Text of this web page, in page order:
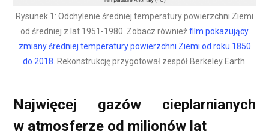
Rysunek 1: Odchylenie średniej temperatury powierzchni Ziemi
od średniej z lat 1951-1980. Zobacz równieżfilm pokazujący
zmiany średniej temperatury powierzchni Ziemi od roku 1850
do 2018 . Rekonstrukcję przygotował zespół Berkeley Earth.
Najwięcej gazów cieplarnianych
w atmosferze od milionów lat